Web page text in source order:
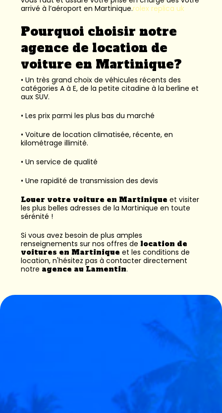
arrivé à l’aéroport en Martinique.rolex replica uk
Pourquoi choisir notre
agence de location de
voiture en Martinique?
• Un très grand choix de véhicules récents des
catégories A à E, de la petite citadine à la berline et
aux SUV.
• Les prix parmi les plus bas du marché
• Voiture de location climatisée, récente, en
kilométrage illimité.
• Un service de qualité
• Une rapidité de transmission des devis
Louer votre voiture en Martinique et visiter
les plus belles adresses de la Martinique en toute
sérénité !
Si vous avez besoin de plus amples
renseignements sur nos offres de location de
voitures en Martinique et les conditions de
location, n'hésitez pas à contacter directement
notre agence au Lamentin.